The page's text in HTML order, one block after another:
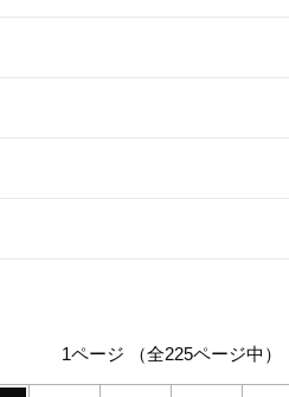
1ページ （全225ページ中）